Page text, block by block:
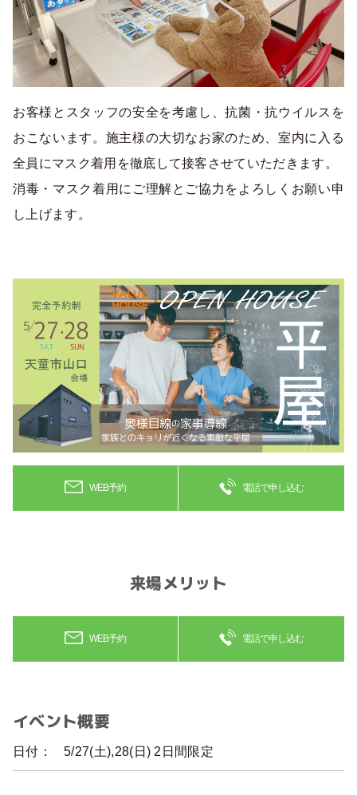
お客様とスタッフの安全を考慮し、抗菌・抗ウイルスを
おこないます。施主様の大切なお家のため、室内に入る
全員にマスク着用を徹底して接客させていただきます。
消毒・マスク着用にご理解とご協力をよろしくお願い申
し上げます。
WEB予約 電話で申し込む
来場メリット
WEB予約 電話で申し込む
イベント概要
日付： 5/27(土),28(日) 2日間限定